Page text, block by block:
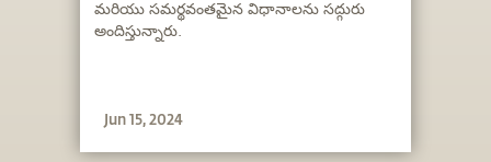
మరియు సమర్థవంతమైన విధానాలను సద్గురు
అందిస్తున్నారు.
Jun 15, 2024